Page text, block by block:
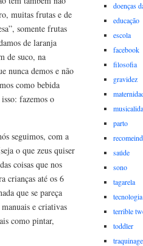
muitas frutas e de
somente frutas
de laranja
de suco, na
nunca demos e não
como bebida
fazemos o
seguimos, com a
o que zeus quiser
coisas que nos
crianças até os 6
que se pareça
e criativas
como pintar,
doenças
educação
escola
facebook
filosofia
gravidez
parto
saúde
sono
tagarela
tecnologia
terrible
toddler